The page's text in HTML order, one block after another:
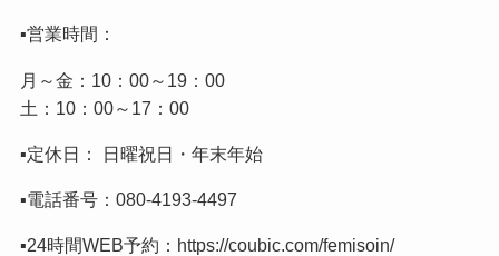
▪️営業時間：
月～金：10：00～19：00
土：10：00～17：00
▪️定休日： 日曜祝日・年末年始
▪️電話番号： 080-4193-4497
▪️24時間WEB予約： https://coubic.com/femisoin/